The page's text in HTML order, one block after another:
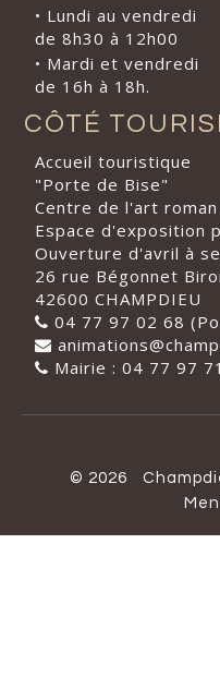
• Lundi au vendredi
de 8h30 à 12h00
• Mardi et vendredi
de 16h à 18h.
CÔTÉ
Accueil touristique
"Porte de Bise"
Centre de l'art
Espace d'exposition
Ouverture d'avril à
26 rue Bégonnet
42600 CHAMPDIEU
04 77 97 02 68
Mairie : 04 77 97
© 2026